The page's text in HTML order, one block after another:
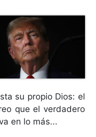
su propio Dios: el
que el verdadero
en lo más...